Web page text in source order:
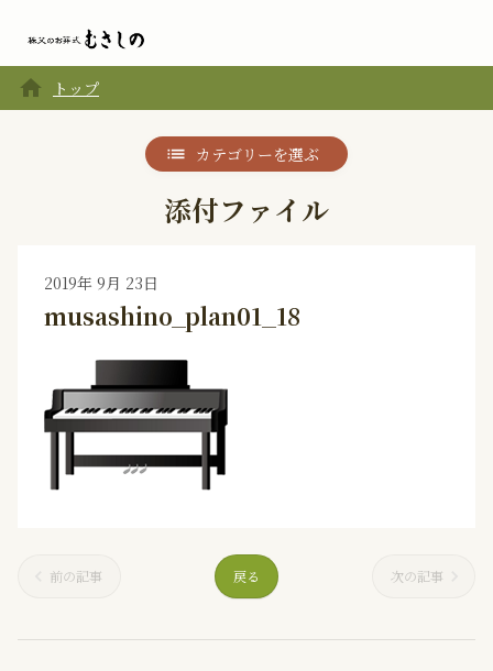
home トップ
カテゴリーを選ぶ
添付ファイル
2019年 9月 23日
musashino_plan01_18
前の記事 戻る 次の記事